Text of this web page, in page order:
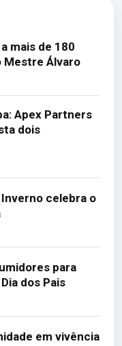
mais de 180
Mestre Álvaro
Apex Partners
dois
celebra o
para
dos Pais
em vivência